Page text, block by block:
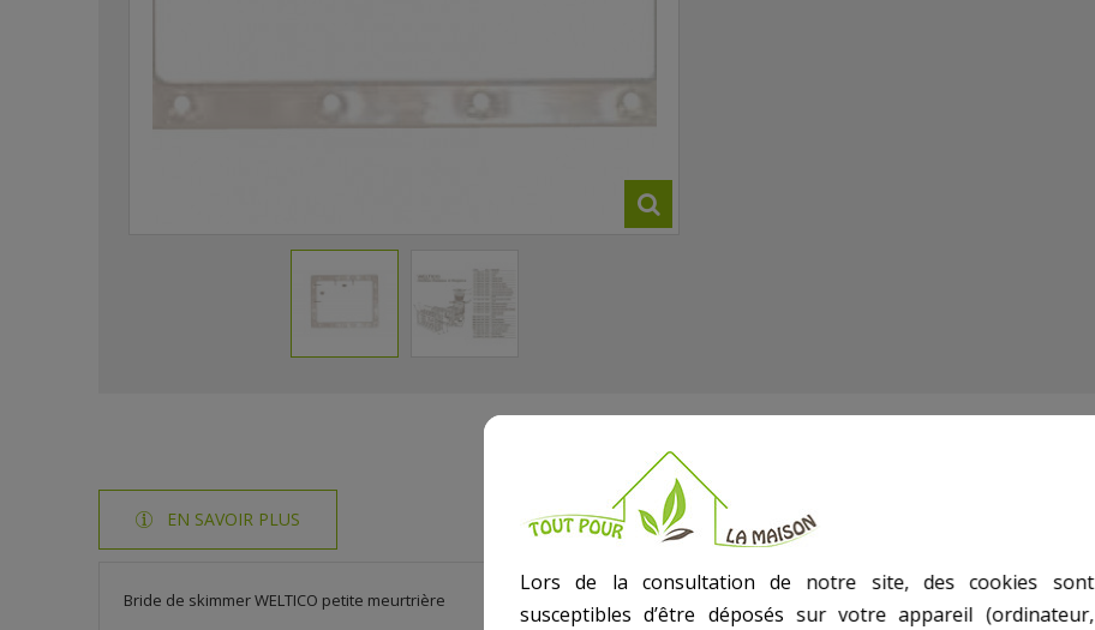
EN SAVOIR PLUS
Bride de skimmer WELTICO petite meurtrière
Lors de la consultation de notre site, des cookies sont
susceptibles d’être déposés sur votre appareil (ordinateur,